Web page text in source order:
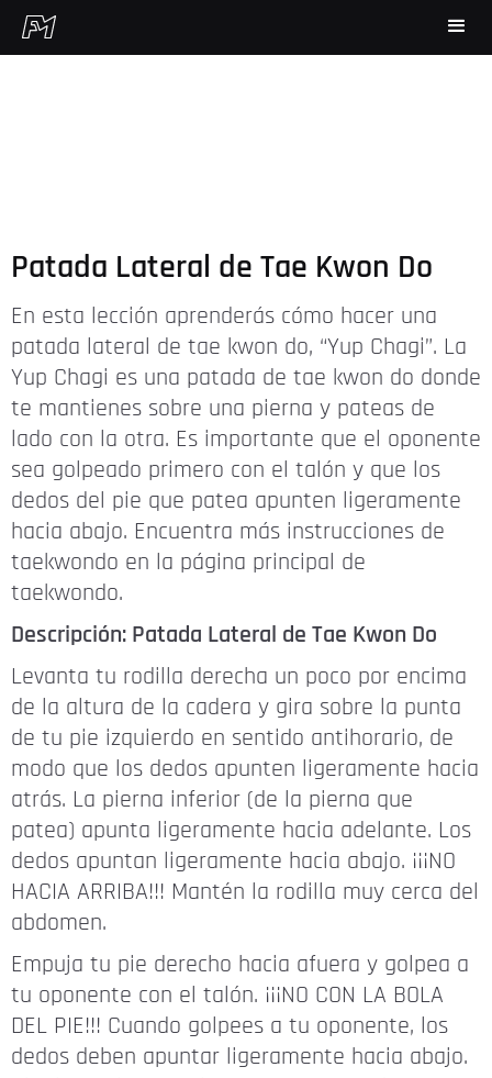
Patada Lateral de Tae Kwon Do
En esta lección aprenderás cómo hacer una
patada lateral de tae kwon do, “Yup Chagi”. La
Yup Chagi es una patada de tae kwon do donde
te mantienes sobre una pierna y pateas de
lado con la otra. Es importante que el oponente
sea golpeado primero con el talón y que los
dedos del pie que patea apunten ligeramente
hacia abajo. Encuentra más instrucciones de
taekwondo en la página principal de
taekwondo.
Descripción: Patada Lateral de Tae Kwon Do
Levanta tu rodilla derecha un poco por encima
de la altura de la cadera y gira sobre la punta
de tu pie izquierdo en sentido antihorario, de
modo que los dedos apunten ligeramente hacia
atrás. La pierna inferior (de la pierna que
patea) apunta ligeramente hacia adelante. Los
dedos apuntan ligeramente hacia abajo. ¡¡¡NO
HACIA ARRIBA!!! Mantén la rodilla muy cerca del
abdomen.
Empuja tu pie derecho hacia afuera y golpea a
tu oponente con el talón. ¡¡¡NO CON LA BOLA
DEL PIE!!! Cuando golpees a tu oponente, los
dedos deben apuntar ligeramente hacia abajo.